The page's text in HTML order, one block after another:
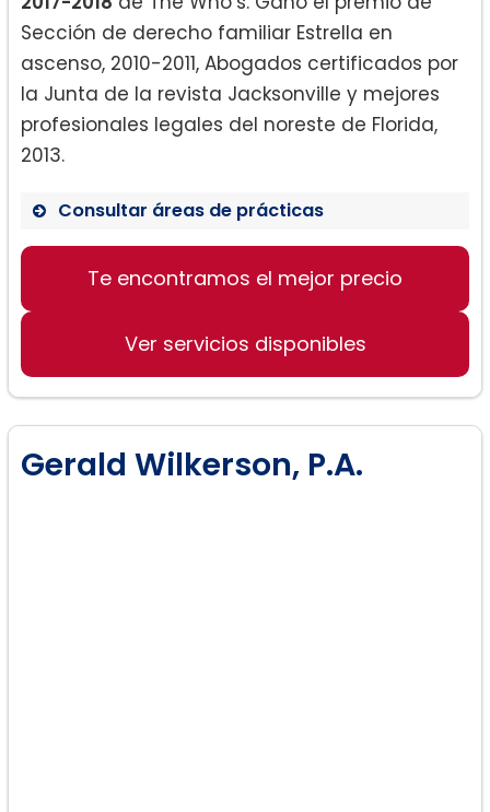
Sección de derecho familiar Estrella en
ascenso, 2010-2011, Abogados certificados por
la Junta de la revista Jacksonville y mejores
profesionales legales del noreste de Florida,
2013.
Consultar áreas de prácticas
Divorcio:
Derecho familiar:
Te encontramos el mejor precio
Ver servicios disponibles
Gerald Wilkerson, P.A.